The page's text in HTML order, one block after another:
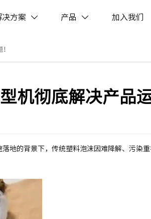
决方案  产品  加入我们
机彻底解决产品
的背景下，传统塑料泡沫因难降解、污染